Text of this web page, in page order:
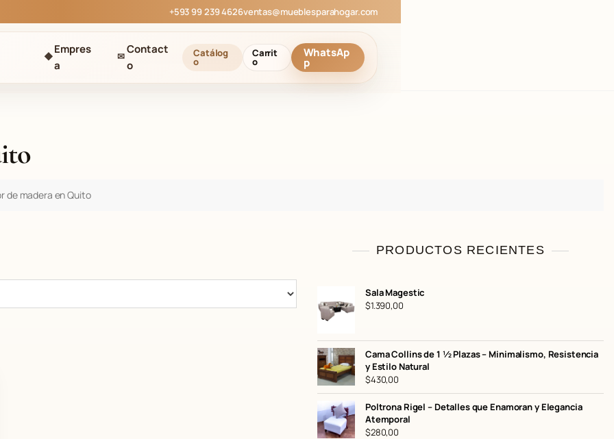
+593 99 239 4626ventas@mueblesparahogar.com
◆
Empres
a
✉
Contact
o
Catálog
o
Carrit
o
WhatsAp
p
de madera en Quito
PRODUCTOS RECIENTES
Sala Magestic
$1.390,00
Cama Collins de 1 ½ Plazas – Minimalismo, Resistencia
y Estilo Natural
$430,00
Poltrona Rigel – Detalles que Enamoran y Elegancia
Atemporal
$280,00